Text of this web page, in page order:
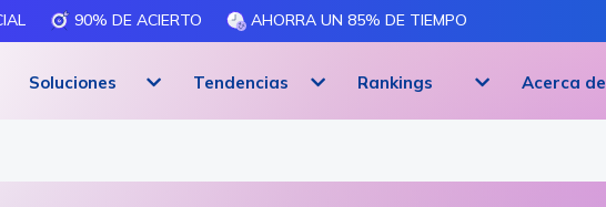
90% DE ACIERTO AHORRA UN 85% DE TIEMPO
Soluciones Tendencias Rankings Acerca de